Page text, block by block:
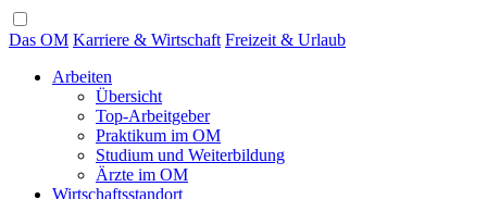
Das OM Karriere & Wirtschaft Freizeit & Urlaub
Arbeiten
Übersicht
Top-Arbeitgeber
Praktikum im OM
Studium und Weiterbildung
Ärzte im OM
Wirtschaftsstandort